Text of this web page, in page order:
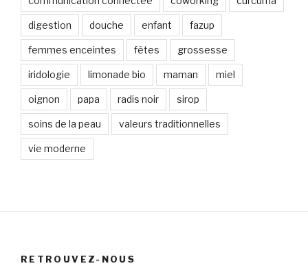
digestion douche enfant fazup
femmes enceintes fêtes grossesse
iridologie limonade bio maman miel
oignon papa radis noir sirop
soins de la peau valeurs traditionnelles
vie moderne
RETROUVEZ-NOUS